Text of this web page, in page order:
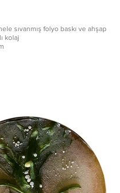
sıvanmış folyo baskı ve ahşap
kolaj